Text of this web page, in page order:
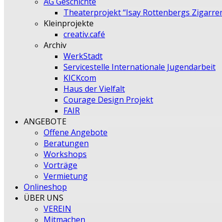
Theaterprojekt “Isay Rottenbergs
Kleinprojekte
creativ.café
Archiv
WerkStadt
Servicestelle Internationale Jugendarbeit
KICKcom
Haus der Vielfalt
Courage Design Projekt
FAIR
ANGEBOTE
Offene Angebote
Beratungen
Workshops
Vorträge
Vermietung
Onlineshop
ÜBER UNS
VEREIN
Mitmachen